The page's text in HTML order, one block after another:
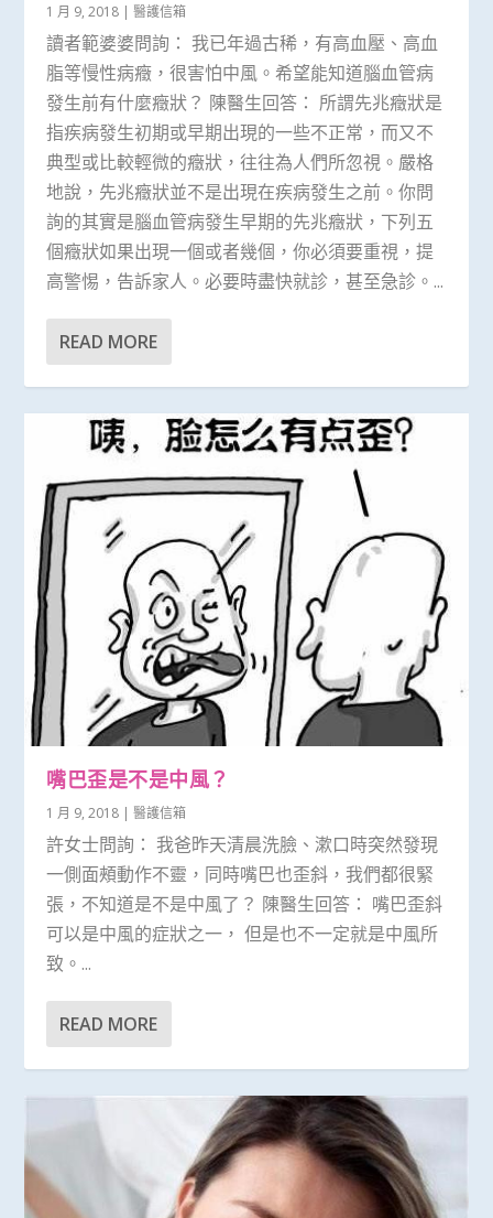
1 月 9, 2018 |醫護信箱
讀者範婆婆問詢： 我已年過古稀，有高血壓、高血
脂等慢性病癥，很害怕中風。希望能知道腦血管病
發生前有什麼癥狀？ 陳醫生回答： 所謂先兆癥狀是
指疾病發生初期或早期出現的一些不正常，而又不
典型或比較輕微的癥狀，往往為人們所忽視。嚴格
地說，先兆癥狀並不是出現在疾病發生之前。你問
詢的其實是腦血管病發生早期的先兆癥狀，下列五
個癥狀如果出現一個或者幾個，你必須要重視，提
高警惕，告訴家人。必要時盡快就診，甚至急診。...
READ MORE
嘴巴歪是不是中風？
1 月 9, 2018 |醫護信箱
許女士問詢： 我爸昨天清晨洗臉、漱口時突然發現
一側面頰動作不靈，同時嘴巴也歪斜，我們都很緊
張，不知道是不是中風了？ 陳醫生回答： 嘴巴歪斜
可以是中風的症狀之一， 但是也不一定就是中風所
致。...
READ MORE